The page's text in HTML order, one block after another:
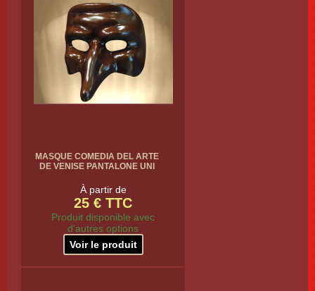
MASQUE COMEDIA DEL ARTE
DE VENISE PANTALONE UNI
À partir de
25 € TTC
Produit disponible avec
d'autres options
Voir le produit